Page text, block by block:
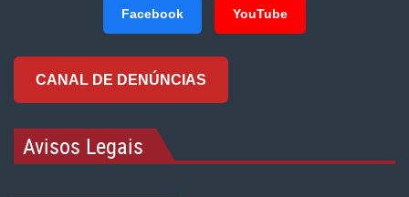
Facebook YouTube
CANAL DE DENÚNCIAS
Avisos Legais